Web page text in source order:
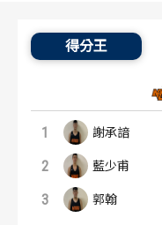
得分王
得分王：內容起點
1 謝承諳
2 藍少甫
3 郭翰